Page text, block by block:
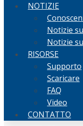
NOTIZIE
Notizie
Notizie
RISORSE
Supporto
Scaricare
FAQ
Video
CONTATTO